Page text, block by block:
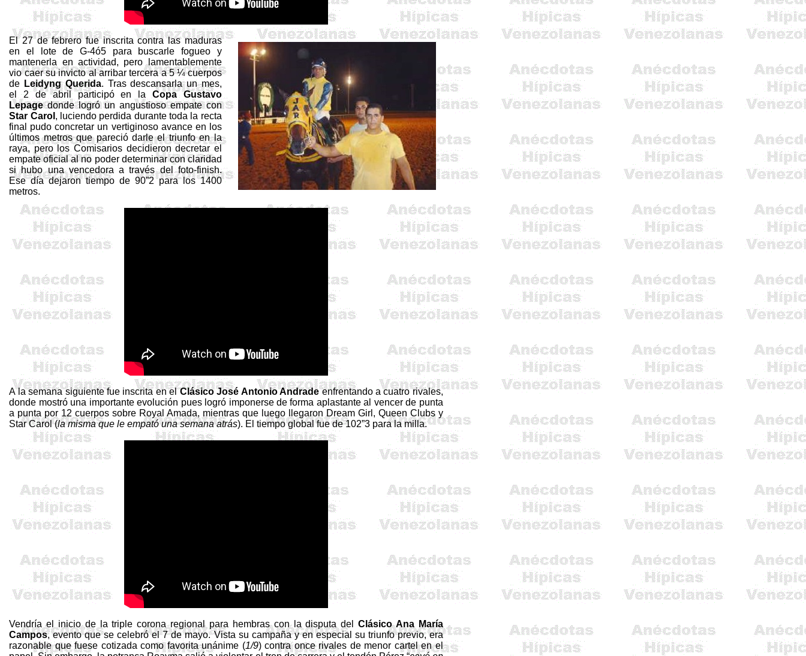
El 27 de febrero fue inscrita contra las maduras
en el lote de G-4ó5 para buscarle fogueo y
mantenerla en actividad, pero lamentablemente
vio caer su invicto al arribar tercera a 5 ¼ cuerpos
de LeidyngQuerida. Tras descansarla un mes,
el 2 de abril participó en la Copa Gustavo
Lepagedonde logró un angustioso empate con
Star Carol , luciendo perdida durante toda la recta
final pudo concretar un vertiginoso avance en los
últimos metros que pareció darle el triunfo en la
raya, pero los Comisarios decidieron decretar el
empate oficial al no poder determinar con claridad
si hubo una vencedora a travésdel foto-finish.
Ese día dejaron tiempo de 90”2 para los 1400
metros.
A la semana siguiente fue inscrita en elClásico José Antonio Andradeenfrentando a cuatro rivales,
donde mostró una importante evolución pues logró imponerse de forma aplastante al vencer de punta
a punta por 12 cuerpos sobre Royal Amada, mientras que luego llegaron Dream Girl , Queen Clubs y
StarCarol (la misma que le empató una semana atrás). El tiempo global fue de 102”3 para la milla.
Vendría el inicio de la triple corona regional para hembras con la disputa delClásico Ana María
Campos, evento que se celebró el 7 de mayo. Vista su campaña y en especial su triunfo previo, era
razonable que fuese cotizada como favorita unánime (1/9) contra once rivales de menor cartel en el